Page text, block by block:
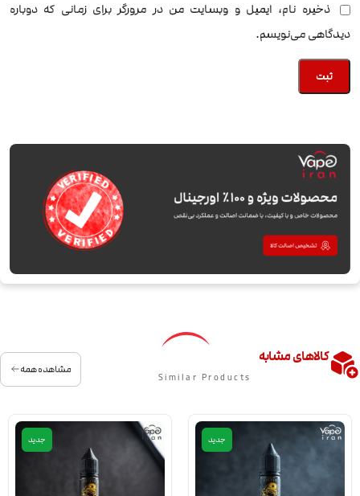
ذخیره نام، ایمیل و وبسایت من در مرورگر برای زمانی که دوباره
دیدگاهی می‌نویسم.
کالاهای مشابه
Similar Products
مشاهده همه
جدید جدید